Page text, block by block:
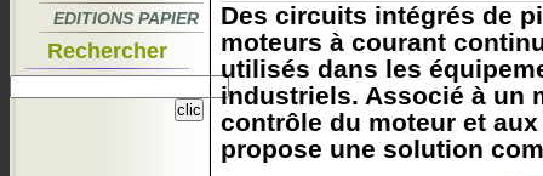
EDITIONS PAPIER
Rechercher
Des circuits intégrés de
moteurs à courant
utilisés dans les
industriels. Associé à un
contrôle du moteur et aux
propose une solution